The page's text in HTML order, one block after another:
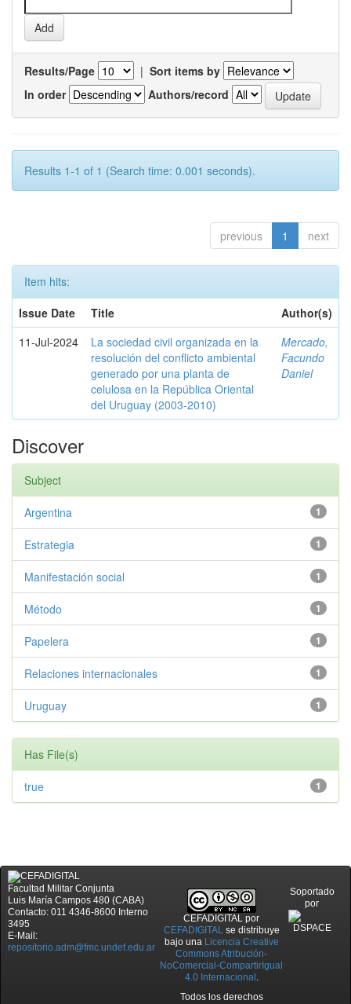
Results/Page | Sort items by
In order
Authors/record
Results 1-1 of 1 (Search time: 0.001 seconds).
previous 1 next
Item hits:
Issue Date
Title
Author(s)
11-Jul-2024
La sociedad civil organizada en la
resolución del conflicto ambiental
generado por una planta de
celulosa en la República Oriental
del Uruguay (2003-2010)
Mercado,
Facundo
Daniel
Discover
Subject
1
Argentina
1
Estrategia
1
Manifestación social
1
Método
1
Papelera
1
Relaciones internacionales
1
Uruguay
Has File(s)
1
true
Facultad Militar Conjunta
Luis María Campos 480 (CABA)
Contacto: 011 4346-8600 Interno
3495
E-Mail:
repositorio.adm@fmc.undef.edu.ar
CEFADIGITAL por
CEFADIGITALse distribuye
bajo una Licencia Creative
Commons Atribución-
NoComercial-CompartirIgual
4.0 Internacional .
Todos los derechos
Soportado
por